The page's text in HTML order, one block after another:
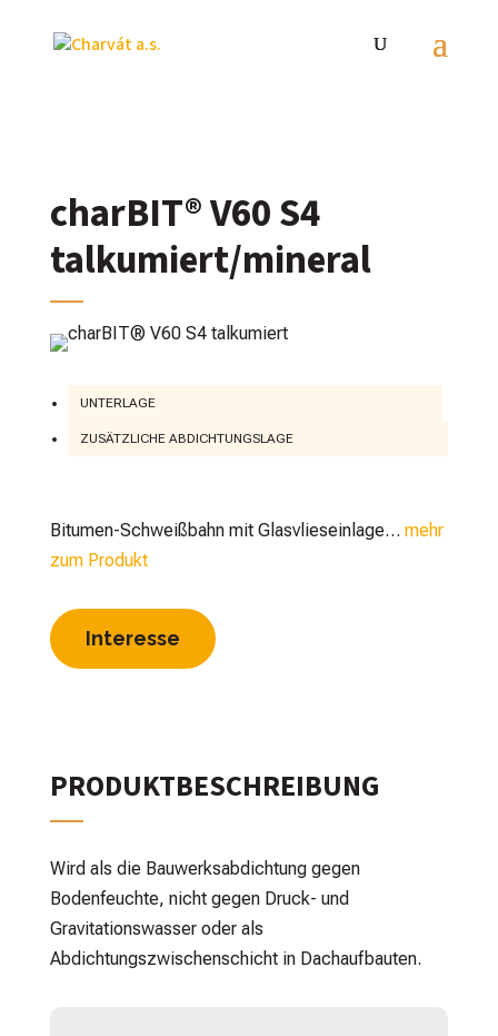
charBIT® V60 S4
talkumiert/mineral
UNTERLAGE
ZUSÄTZLICHE ABDICHTUNGSLAGE
Bitumen-Schweißbahn mit Glasvlieseinlage… mehr
zum Produkt
Interesse
PRODUKTBESCHREIBUNG
Wird als die Bauwerksabdichtung gegen
Bodenfeuchte, nicht gegen Druck- und
Gravitationswasser oder als
Abdichtungszwischenschicht in Dachaufbauten.